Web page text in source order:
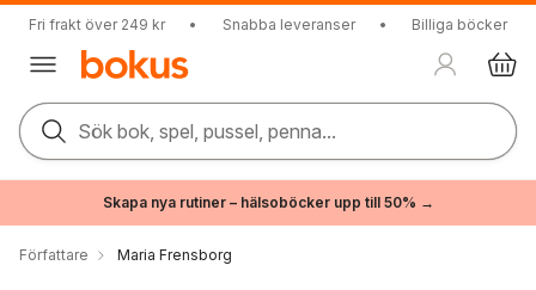
Fri frakt över 249 kr • Snabba leveranser • Billiga böcker
Sök bok, spel, pussel, penna...
Skapa nya rutiner – hälsoböcker upp till 50% →
Författare Maria Frensborg